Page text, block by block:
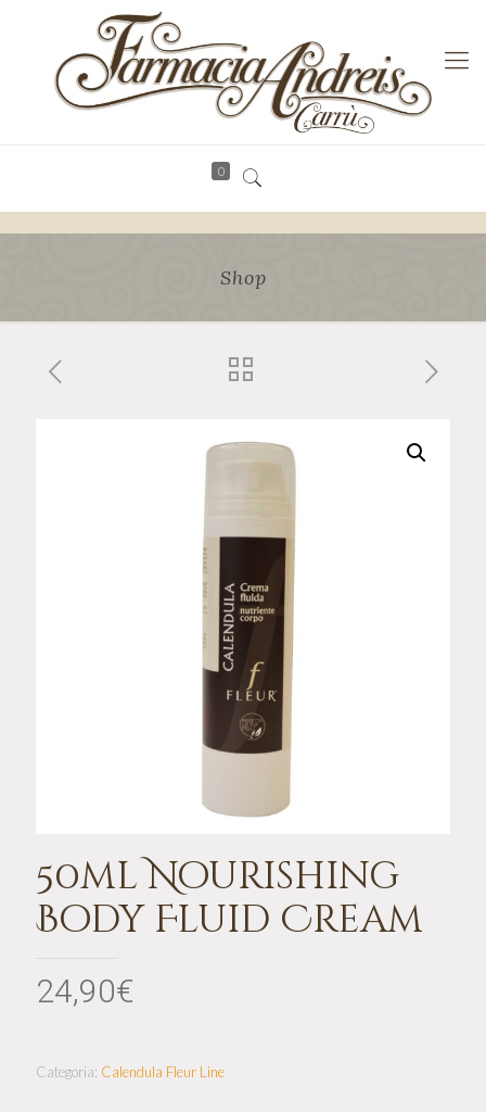
0
Shop
50ml Nourishing
Body Fluid Cream
24,90€
Categoria: Calendula Fleur Line